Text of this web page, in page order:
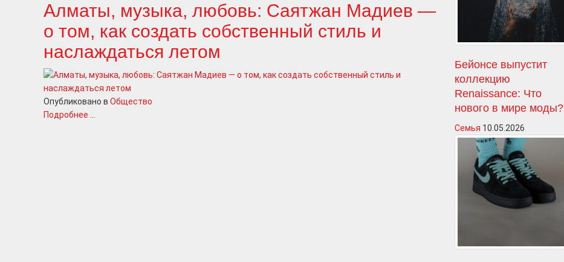
Алматы, музыка, любовь: Саятжан Мадиев —
о том, как создать собственный стиль и
наслаждаться летом
Опубликовано в Общество
Подробнее ...
Бейонсе выпустит
коллекцию
Renaissance: Что
нового в мире моды?
Семья 10.05.2026